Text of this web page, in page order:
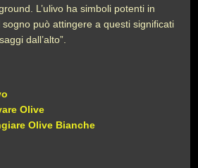
L’ulivo ha simboli potenti in
può attingere a questi significati
dall’alto”.
Olive
Olive Bianche